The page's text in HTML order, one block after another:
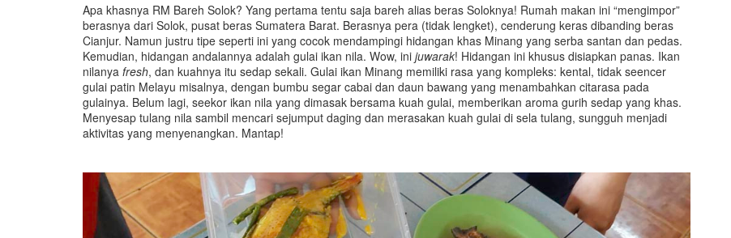
Apa khasnya RM Bareh Solok? Yang pertama tentu saja bareh alias beras Soloknya! Rumah makan ini “mengimpor”
berasnya dari Solok, pusat beras Sumatera Barat. Berasnya pera (tidak lengket), cenderung keras dibanding beras
Cianjur. Namun justru tipe seperti ini yang cocok mendampingi hidangan khas Minang yang serba santan dan pedas.
Kemudian, hidangan andalannya adalah gulai ikan nila. Wow, ini juwarak! Hidangan ini khusus disiapkan panas. Ikan
nilanya fresh, dan kuahnya itu sedap sekali. Gulai ikan Minang memiliki rasa yang kompleks: kental, tidak seencer
gulai patin Melayu misalnya, dengan bumbu segar cabai dan daun bawang yang menambahkan citarasa pada
gulainya. Belum lagi, seekor ikan nila yang dimasak bersama kuah gulai, memberikan aroma gurih sedap yang khas.
Menyesap tulang nila sambil mencari sejumput daging dan merasakan kuah gulai di sela tulang, sungguh menjadi
aktivitas yang menyenangkan. Mantap!